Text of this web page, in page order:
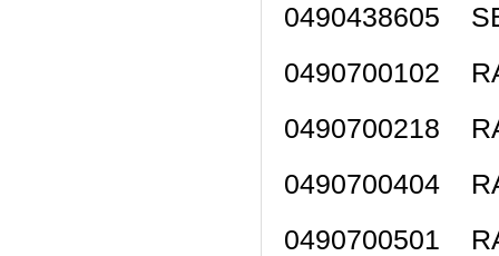
0490438605
0490700102
0490700218
0490700404
0490700501